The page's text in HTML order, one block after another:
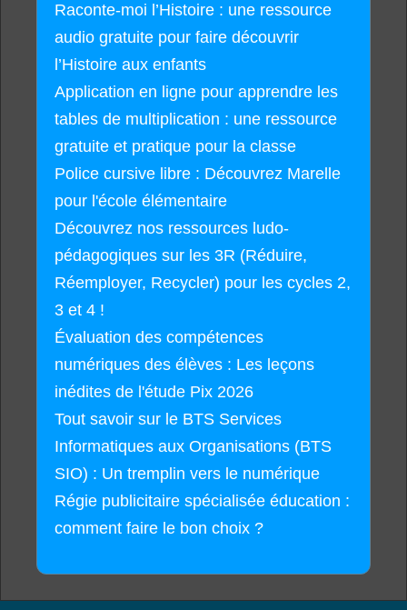
Raconte-moi l’Histoire : une ressource
audio gratuite pour faire découvrir
l’Histoire aux enfants
Application en ligne pour apprendre les
tables de multiplication : une ressource
gratuite et pratique pour la classe
Police cursive libre : Découvrez Marelle
pour l'école élémentaire
Découvrez nos ressources ludo-
pédagogiques sur les 3R (Réduire,
Réemployer, Recycler) pour les cycles 2,
3 et 4 !
Évaluation des compétences
numériques des élèves : Les leçons
inédites de l'étude Pix 2026
Tout savoir sur le BTS Services
Informatiques aux Organisations (BTS
SIO) : Un tremplin vers le numérique
Régie publicitaire spécialisée éducation :
comment faire le bon choix ?